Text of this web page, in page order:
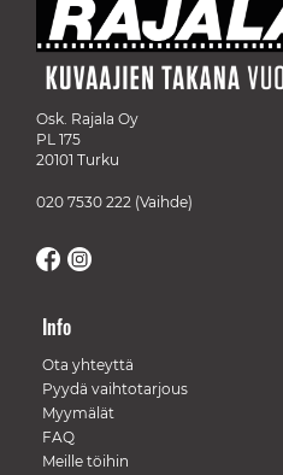
Osk. Rajala Oy
PL 175
20101 Turku
020 7530 222 (Vaihde)
Info
Ota yhteyttä
Pyydä vaihtotarjous
Myymälät
FAQ
Meille töihin